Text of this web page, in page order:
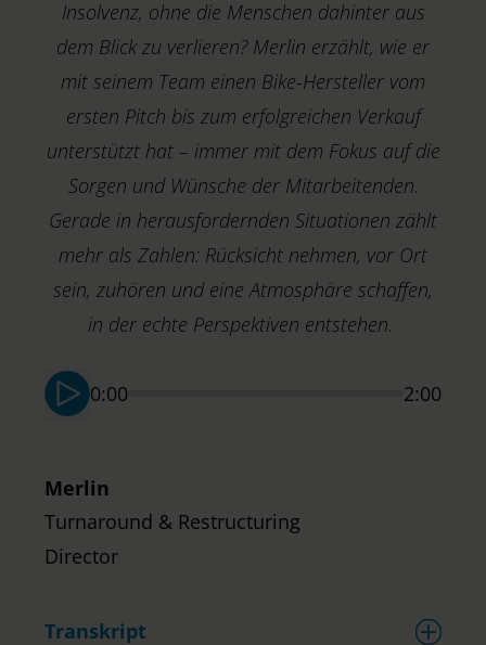
Insolvenz, ohne die Menschen dahinter aus
dem Blick zu verlieren? Merlin erzählt, wie er
mit seinem Team einen Bike-Hersteller vom
ersten Pitch bis zum erfolgreichen Verkauf
unterstützt hat – immer mit dem Fokus auf die
Sorgen und Wünsche der Mitarbeitenden.
Gerade in herausfordernden Situationen zählt
mehr als Zahlen: Rücksicht nehmen, vor Ort
sein, zuhören und eine Atmosphäre schaffen,
in der echte Perspektiven entstehen.
0:00 2:00
Merlin
Turnaround & Restructuring
Director
Transkript